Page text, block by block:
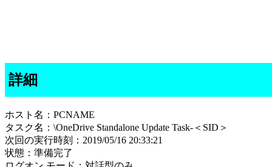
詳細
ホスト名：PCNAME
タスク名：\OneDrive Standalone Update Task-＜SID＞
次回の実行時刻：2019/05/16 20:33:21
状態：準備完了